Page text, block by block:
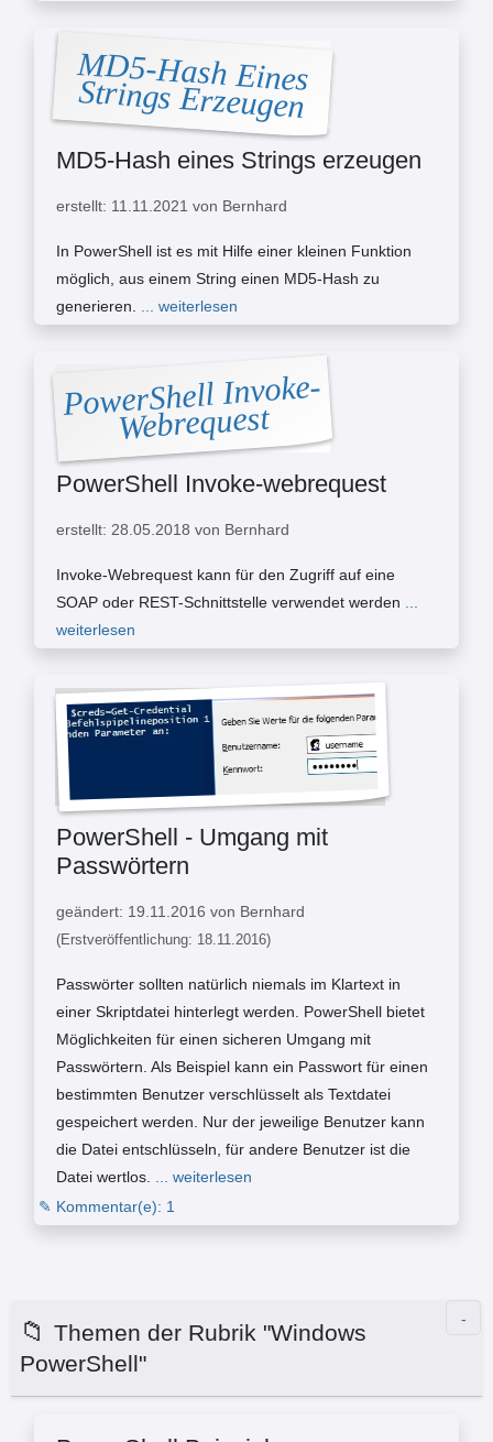
MD5-Hash Eines
Strings Erzeugen
MD5-Hash eines Strings erzeugen
erstellt: 11.11.2021 von Bernhard
In PowerShell ist es mit Hilfe einer kleinen Funktion
möglich, aus einem String einen MD5-Hash zu
generieren.
... weiterlesen
PowerShell Invoke-
Webrequest
PowerShell Invoke-webrequest
erstellt: 28.05.2018 von Bernhard
Invoke-Webrequest kann für den Zugriff auf eine
SOAP oder REST-Schnittstelle verwendet werden
weiterlesen
PowerShell - Umgang mit
Passwörtern
geändert: 19.11.2016 von Bernhard
(Erstveröffentlichung: 18.11.2016)
Passwörter sollten natürlich niemals im Klartext in
einer Skriptdatei hinterlegt werden. PowerShell bietet
Möglichkeiten für einen sicheren Umgang mit
Passwörtern. Als Beispiel kann ein Passwort für einen
bestimmten Benutzer verschlüsselt als Textdatei
gespeichert werden. Nur der jeweilige Benutzer kann
die Datei entschlüsseln, für andere Benutzer ist die
Datei wertlos.
... weiterlesen
✎ Kommentar(e): 1
📁 Themen der Rubrik "Windows
PowerShell"